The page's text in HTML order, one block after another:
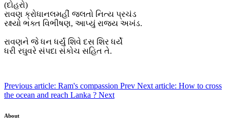
(દોહરો)
રાવણ ક્રોધાનલમહીં જલતો નિત્ય પ્રચંડ
રક્ષ્યો ભક્ત વિભીષણ, આપ્યું રાજ્ય અખંડ.
રાવણને જે ધન ધર્યું શિવે દસ શિર ધર્યે
ધરી રઘુવરે સંપદા સંકોચ સહિત તે.
Previous article: Ram's compassion Prev Next article: How to cross
the ocean and reach Lanka ? Next
About